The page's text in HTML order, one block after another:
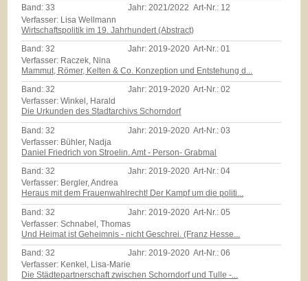
Band:33 Jahr:2021/2022 Art-Nr.: 12
Verfasser: Lisa Wellmann
Wirtschaftspolitik im 19. Jahrhundert (Abstract)
Band:32 Jahr: 2019-2020 Art-Nr.:01
Verfasser: Raczek, Nina
Mammut, Römer, Kelten & Co. Konzeption und Entstehung d...
Band:32 Jahr:2019-2020 Art-Nr.:02
Verfasser: Winkel, Harald
Die Urkunden des Stadtarchivs Schorndorf
Band:32 Jahr: 2019-2020 Art-Nr.:03
Verfasser: Bühler, Nadja
Daniel Friedrich von Stroelin. Amt - Person- Grabmal
Band:32 Jahr:2019-2020 Art-Nr.:04
Verfasser: Bergler, Andrea
Heraus mit dem Frauenwahlrecht! Der Kampf um die politi...
Band:32 Jahr: 2019-2020 Art-Nr.:05
Verfasser: Schnabel, Thomas
Und Heimat ist Geheimnis - nicht Geschrei. (Franz Hesse...
Band:32 Jahr:2019-2020 Art-Nr.:06
Verfasser: Kenkel, Lisa-Marie
Die Städtepartnerschaft zwischen Schorndorf und Tulle -...